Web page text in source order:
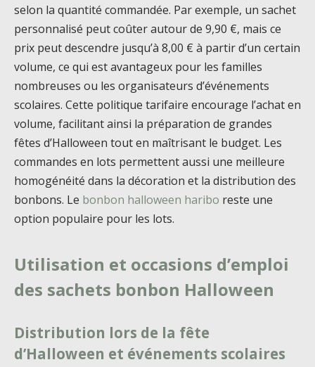
selon la quantité commandée. Par exemple, un sachet
personnalisé peut coûter autour de 9,90 €, mais ce
prix peut descendre jusqu’à 8,00 € à partir d’un certain
volume, ce qui est avantageux pour les familles
nombreuses ou les organisateurs d’événements
scolaires. Cette politique tarifaire encourage l’achat en
volume, facilitant ainsi la préparation de grandes
fêtes d’Halloween tout en maîtrisant le budget. Les
commandes en lots permettent aussi une meilleure
homogénéité dans la décoration et la distribution des
bonbons. Le bonbon halloween haribo reste une
option populaire pour les lots.
Utilisation et occasions d’emploi
des sachets bonbon Halloween
Distribution lors de la fête
d’Halloween et événements scolaires